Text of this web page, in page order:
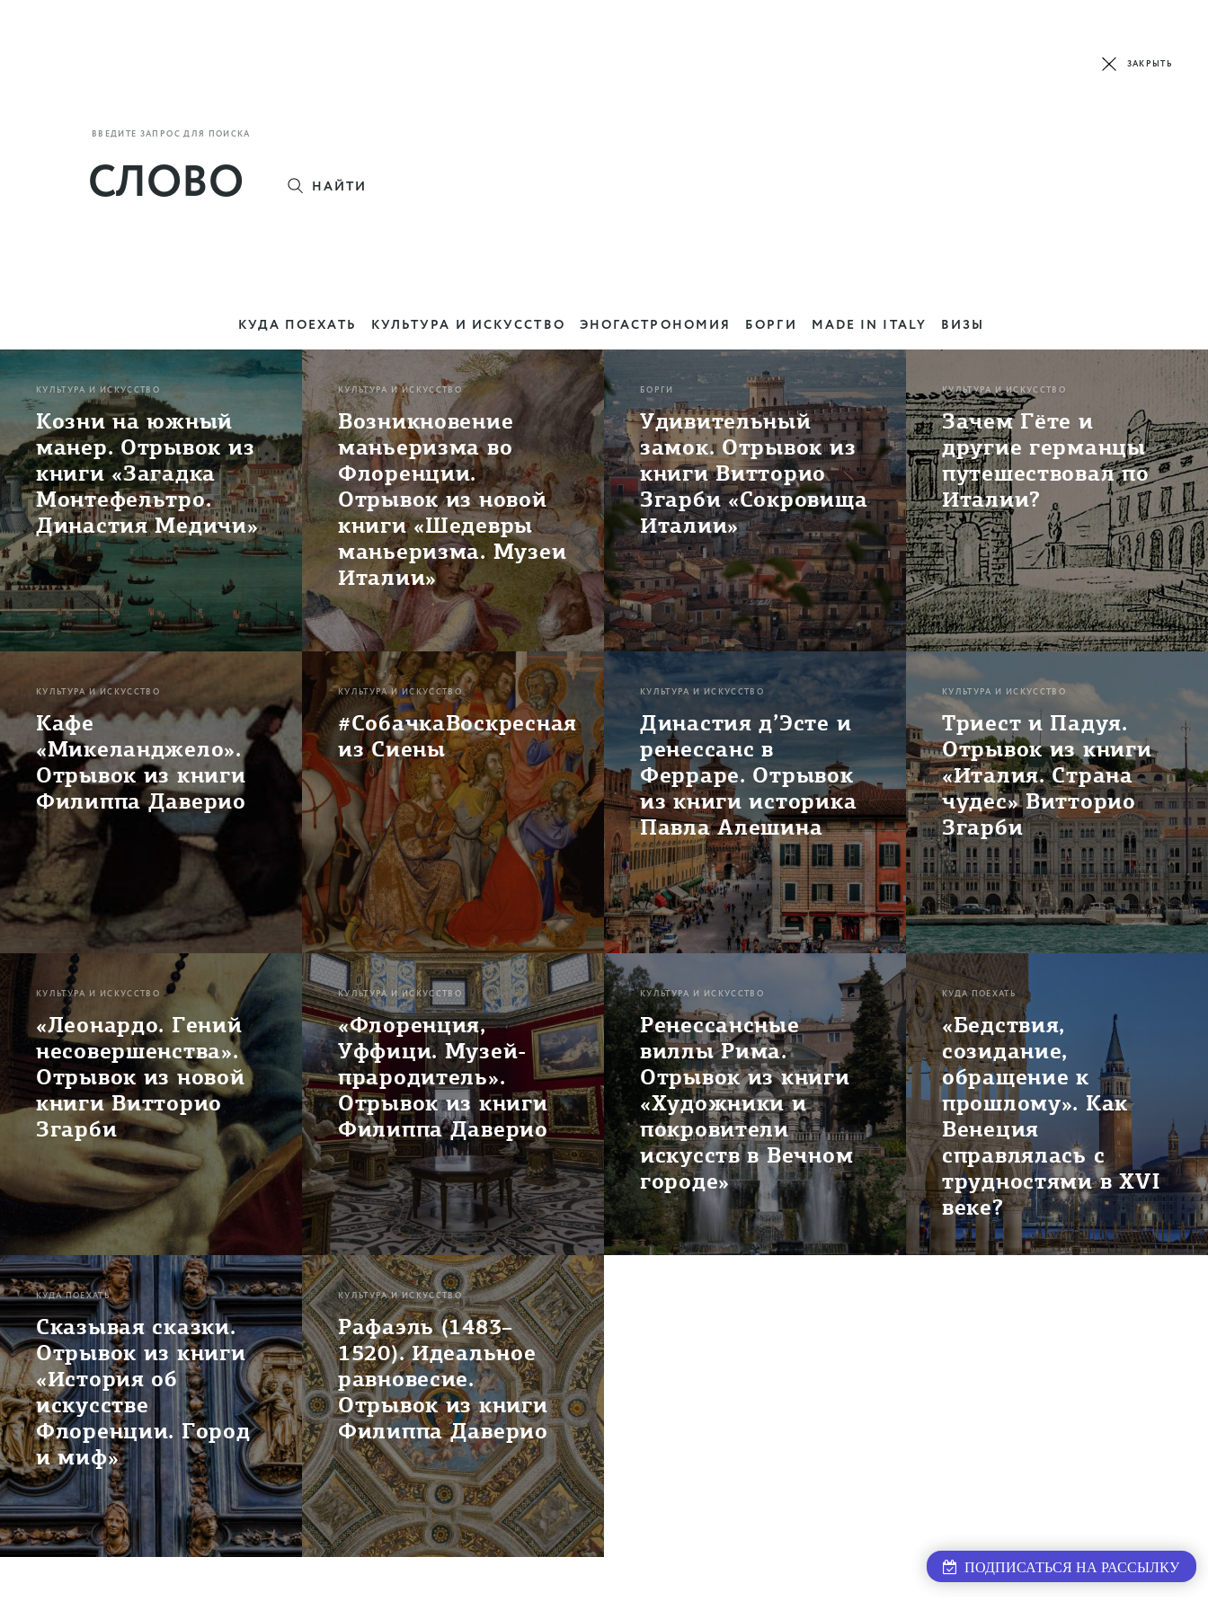
ЗАКРЫТЬ
ВВЕДИТЕ ЗАПРОС ДЛЯ ПОИСКА
НАЙТИ
КУДА ПОЕХАТЬ КУЛЬТУРА И ИСКУССТВО ЭНОГАСТРОНОМИЯ БОРГИ MADE IN ITALY ВИЗЫ
КУЛЬТУРА И ИСКУССТВО
Козни на южный
манер. Отрывок из
книги «Загадка
Монтефельтро.
Династия Медичи»
КУЛЬТУРА И ИСКУССТВО
Возникновение
маньеризма во
Флоренции.
Отрывок из новой
книги «Шедевры
маньеризма. Музеи
Италии»
БОРГИ
Удивительный
замок. Отрывок из
книги Витторио
Згарби «Сокровища
Италии»
КУЛЬТУРА И ИСКУССТВО
Зачем Гёте и
другие германцы
путешествовал по
Италии?
КУЛЬТУРА И ИСКУССТВО
Кафе
«Микеланджело».
Отрывок из книги
Филиппа Даверио
КУЛЬТУРА И ИСКУССТВО
#СобачкаВоскресная
из Сиены
КУЛЬТУРА И ИСКУССТВО
Династия д’Эсте и
ренессанс в
Ферраре. Отрывок
из книги историка
Павла Алешина
КУЛЬТУРА И ИСКУССТВО
Триест и Падуя.
Отрывок из книги
«Италия. Страна
чудес» Витторио
Згарби
КУЛЬТУРА И ИСКУССТВО
«Леонардо. Гений
несовершенства».
Отрывок из новой
книги Витторио
Згарби
КУЛЬТУРА И ИСКУССТВО
«Флоренция,
Уффици. Музей-
прародитель».
Отрывок из книги
Филиппа Даверио
КУЛЬТУРА И ИСКУССТВО
Ренессансные
виллы Рима.
Отрывок из книги
«Художники и
покровители
искусств в Вечном
городе»
КУДА ПОЕХАТЬ
«Бедствия,
созидание,
обращение к
прошлому». Как
Венеция
справлялась с
трудностями в XVI
веке?
КУДА ПОЕХАТЬ
Сказывая сказки.
Отрывок из книги
«История об
искусстве
Флоренции. Город
и миф»
КУЛЬТУРА И ИСКУССТВО
Рафаэль (1483–
1520). Идеальное
равновесие.
Отрывок из книги
Филиппа Даверио
ПОДПИСАТЬСЯ НА РАССЫЛКУ